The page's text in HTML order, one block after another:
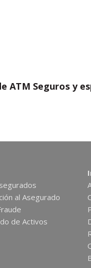
ATM Seguros y
al Asegurado
de Activos